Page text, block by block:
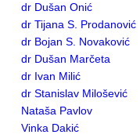
dr Dušan Onić
dr Tijana S. Prodanović
dr Bojan S. Novaković
dr Dušan Marčeta
dr Ivan Milić
dr Stanislav Milošević
Nataša Pavlov
Vinka Dakić